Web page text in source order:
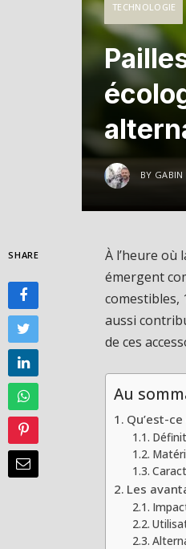
TECHNOLOGIE
BY GABIN
SHARE
À l’heure où
émergent
comestibles,
aussi
de ces
Au
Qu’est-
Les